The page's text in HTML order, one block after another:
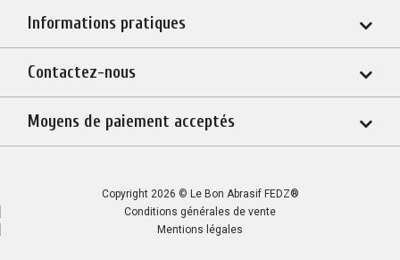
Informations pratiques
Contactez-nous
Moyens de paiement acceptés
Copyright 2026 © Le Bon Abrasif FEDZ®
Conditions générales de vente
Mentions légales